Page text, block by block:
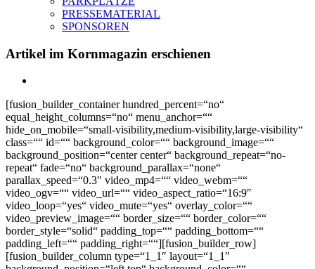
PRESSEMATERIAL
SPONSOREN
Artikel im Kornmagazin erschienen
[fusion_builder_container hundred_percent=“no“
equal_height_columns=“no“ menu_anchor=““
hide_on_mobile=“small-visibility,medium-visibility,large-visibility“
class=““ id=““ background_color=““ background_image=““
background_position=“center center“ background_repeat=“no-
repeat“ fade=“no“ background_parallax=“none“
parallax_speed=“0.3″ video_mp4=““ video_webm=““
video_ogv=““ video_url=““ video_aspect_ratio=“16:9″
video_loop=“yes“ video_mute=“yes“ overlay_color=““
video_preview_image=““ border_size=““ border_color=““
border_style=“solid“ padding_top=““ padding_bottom=““
padding_left=““ padding_right=““][fusion_builder_row]
[fusion_builder_column type=“1_1″ layout=“1_1″